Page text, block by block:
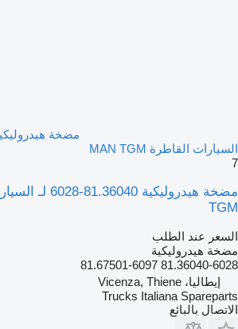
السيارات القاطرة MAN TGM
7
TGM
السعر عند الطلب
مضخة هيدروليكية
81.36040-6028 81.67501-6097
إيطاليا، Vicenza, Thiene
Trucks Italiana Spareparts
الاتصال بالبائع